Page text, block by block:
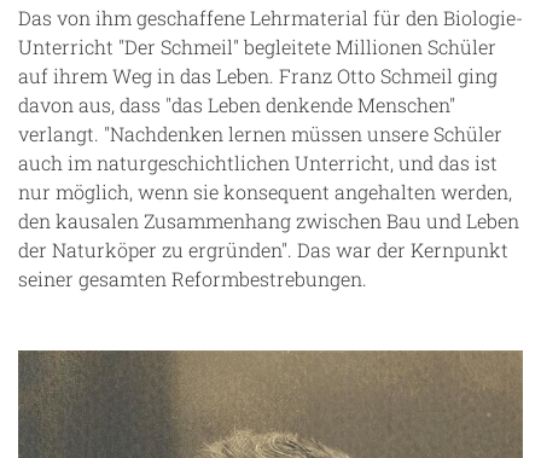
Das von ihm geschaffene Lehrmaterial für den Biologie-
Unterricht "Der Schmeil" begleitete Millionen Schüler
auf ihrem Weg in das Leben. Franz Otto Schmeil ging
davon aus, dass "das Leben denkende Menschen"
verlangt. "Nachdenken lernen müssen unsere Schüler
auch im naturgeschichtlichen Unterricht, und das ist
nur möglich, wenn sie konsequent angehalten werden,
den kausalen Zusammenhang zwischen Bau und Leben
der Naturköper zu ergründen". Das war der Kernpunkt
seiner gesamten Reformbestrebungen.